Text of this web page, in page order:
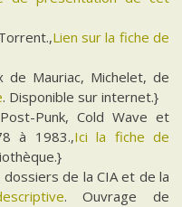
Lien sur la fiche de
de Mauriac, Michelet, de
. Disponible sur internet.}
Punk, Cold Wave et
à 1983.,Ici la fiche de
de la CIA et de la
. Ouvrage de